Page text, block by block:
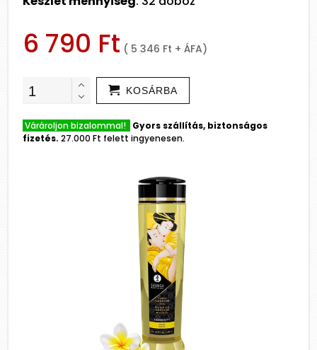
6 790 Ft ( 5 346 Ft + ÁFA)
KOSÁRBA
Várároljon bizalommal! Gyors szállítás, biztonságos
fizetés. 27.000 Ft felett ingyenesen.